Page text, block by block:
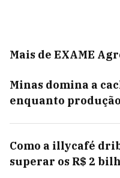
Mais de EXAME
Minas domina a
enquanto
Como a illycafé
superar os R$ 2